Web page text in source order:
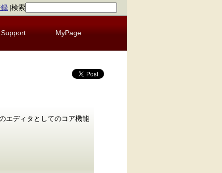
検索
Support MyPage
エディタとしてのコア機能